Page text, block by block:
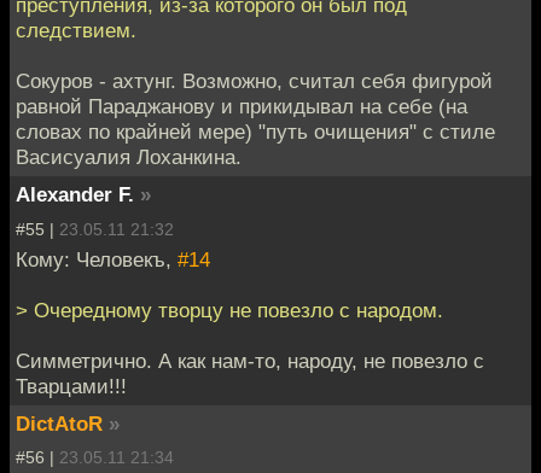
преступления, из-за которого он был под
следствием.
Сокуров - ахтунг. Возможно, считал себя фигурой
равной Параджанову и прикидывал на себе (на
словах по крайней мере) "путь очищения" с стиле
Васисуалия Лоханкина.
Alexander F. »
#55 | 23.05.11 21:32
Кому: Человекъ, #14
> Очередному творцу не повезло с народом.
Симметрично. А как нам-то, народу, не повезло с
Тварцами!!!
DictAtoR »
#56 | 23.05.11 21:34